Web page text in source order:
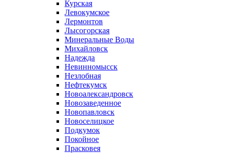
Курская
Левокумское
Лермонтов
Лысогорская
Минеральные Воды
Михайловск
Надежда
Невинномысск
Незлобная
Нефтекумск
Новоалександровск
Новозаведенное
Новопавловск
Новоселицкое
Подкумок
Покойное
Прасковея